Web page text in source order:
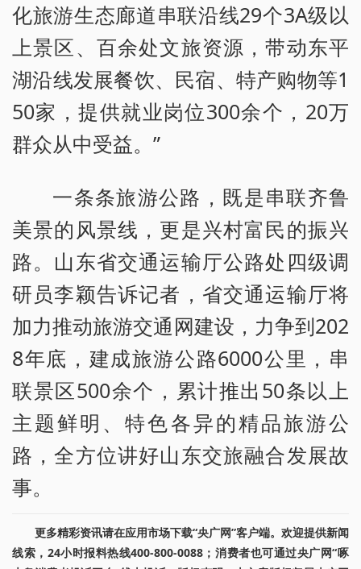
化旅游生态廊道串联沿线29个3A级以
上景区、百余处文旅资源，带动东平
湖沿线发展餐饮、民宿、特产购物等1
50家，提供就业岗位300余个，20万
群众从中受益。”
一条条旅游公路，既是串联齐鲁
美景的风景线，更是兴村富民的振兴
路。山东省交通运输厅公路处四级调
研员李颖告诉记者，省交通运输厅将
加力推动旅游交通网建设，力争到202
8年底，建成旅游公路6000公里，串
联景区500余个，累计推出50条以上
主题鲜明、特色各异的精品旅游公
路，全方位讲好山东交旅融合发展故
事。
更多精彩资讯请在应用市场下载“央广网”客户端。欢迎提供新闻
线索，24小时报料热线400-800-0088；消费者也可通过央广网“啄